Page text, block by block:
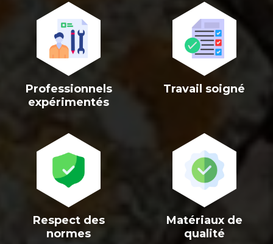
Professionnels
expérimentés
Travail soigné
Respect des
normes
Matériaux de
qualité